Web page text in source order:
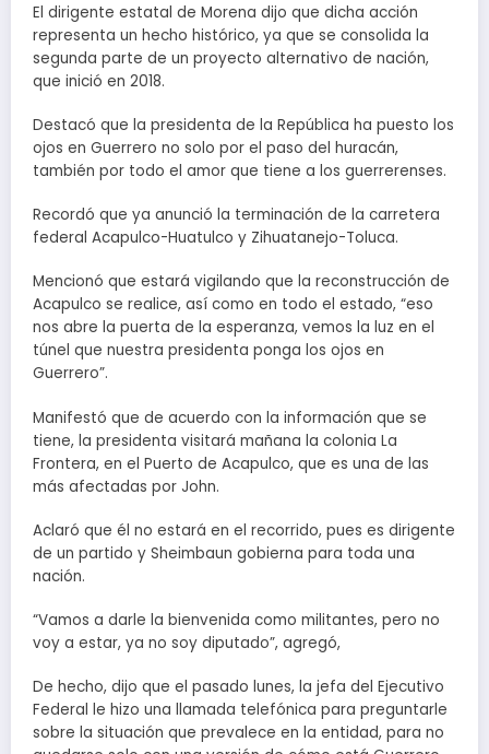
El dirigente estatal de Morena dijo que dicha acción
representa un hecho histórico, ya que se consolida la
segunda parte de un proyecto alternativo de nación,
que inició en 2018.
Destacó que la presidenta de la República ha puesto los
ojos en Guerrero no solo por el paso del huracán,
también por todo el amor que tiene a los guerrerenses.
Recordó que ya anunció la terminación de la carretera
federal Acapulco-Huatulco y Zihuatanejo-Toluca.
Mencionó que estará vigilando que la reconstrucción de
Acapulco se realice, así como en todo el estado, “eso
nos abre la puerta de la esperanza, vemos la luz en el
túnel que nuestra presidenta ponga los ojos en
Guerrero”.
Manifestó que de acuerdo con la información que se
tiene, la presidenta visitará mañana la colonia La
Frontera, en el Puerto de Acapulco, que es una de las
más afectadas por John.
Aclaró que él no estará en el recorrido, pues es dirigente
de un partido y Sheimbaun gobierna para toda una
nación.
“Vamos a darle la bienvenida como militantes, pero no
voy a estar, ya no soy diputado”, agregó,
De hecho, dijo que el pasado lunes, la jefa del Ejecutivo
Federal le hizo una llamada telefónica para preguntarle
sobre la situación que prevalece en la entidad, para no